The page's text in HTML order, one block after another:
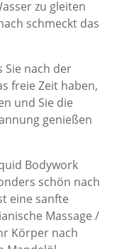
zu gleiten
schmeckt das
Sie nach der
freie Zeit haben,
und Sie die
genießen
Bodywork
schön nach
eine sanfte
Massage /
Körper nach